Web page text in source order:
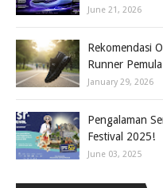
June 21, 2026
Rekomendasi
Runner
January 29, 2026
Pengalaman
Festival 2025!
June 03, 2025